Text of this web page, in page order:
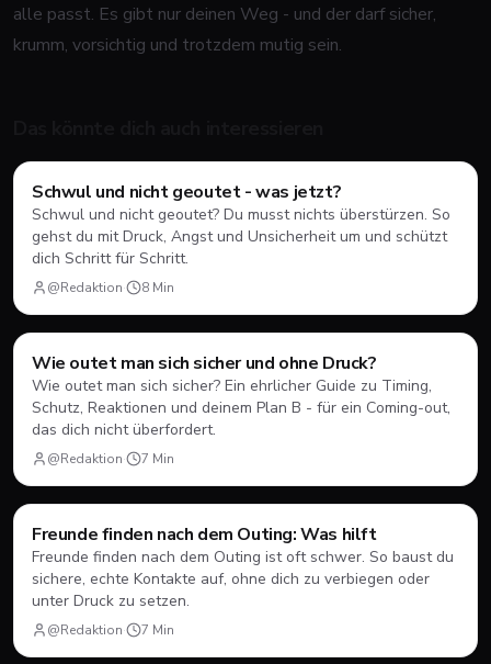
alle passt. Es gibt nur deinen Weg - und der darf sicher,
krumm, vorsichtig und trotzdem mutig sein.
Ratgeber
Schwul und nicht geoutet - was jetzt?
Schwul und nicht geoutet? Du musst nichts überstürzen. So
gehst du mit Druck, Angst und Unsicherheit um und schützt
dich Schritt für Schritt.
@Redaktion· 8 Min
Ratgeber
Wie outet man sich sicher und ohne Druck?
Wie outet man sich sicher? Ein ehrlicher Guide zu Timing,
Schutz, Reaktionen und deinem Plan B - für ein Coming-out,
das dich nicht überfordert.
@Redaktion· 7 Min
Ratgeber
Freunde finden nach dem Outing: Was hilft
Freunde finden nach dem Outing ist oft schwer. So baust du
sichere, echte Kontakte auf, ohne dich zu verbiegen oder
unter Druck zu setzen.
@Redaktion· 7 Min